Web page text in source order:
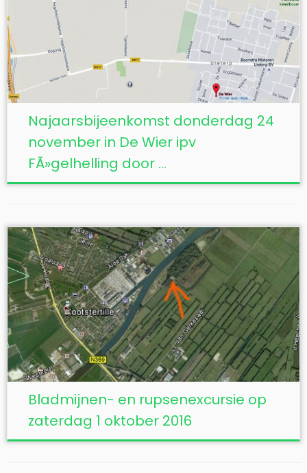
Najaarsbijeenkomst donderdag 24
november in De Wier ipv
FÃ»gelhelling door ...
Bladmijnen- en rupsenexcursie op
zaterdag 1 oktober 2016